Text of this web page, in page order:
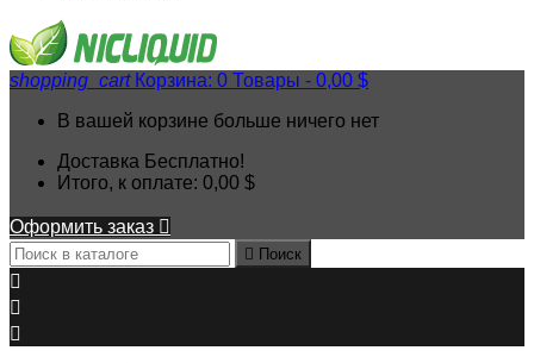
shopping_cart Корзина: 0 Товары - 0,00 $
В вашей корзине больше ничего нет
Доставка Бесплатно!
Итого, к оплате: 0,00 $
Оформить заказ 
 Поиск


